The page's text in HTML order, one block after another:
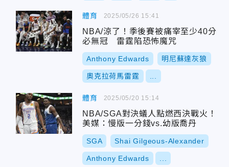
體育
NBA/涼了！季後賽被痛宰至少40分
必無冠 雷霆陷恐怖魔咒
Anthony Edwards 明尼蘇達灰狼
奧克拉荷馬雷霆
2025/05/26 15:41
體育
NBA/SGA對決蟻人點燃西決戰火！
美媒：慢版一分錢vs.幼版喬丹
SGA Shai Gilgeous-Alexander
Anthony Edwards
2025/05/20 15:14